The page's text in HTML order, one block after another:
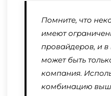
Помните, что
имеют
провайдеров, и
может быть
компания.
комбинацию